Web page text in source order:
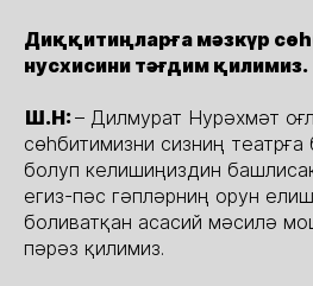
Диққитиңларға мәзкүр
нусхисини тәғдим қилимиз.
Ш.Н:– Дилмурат Нурәхмәт
сөһбитимизни сизниң
болуп келишиңиздин
егиз-пәс гәпләрниң орун
боливатқан асасий мәсилә
пәрәз қилимиз.